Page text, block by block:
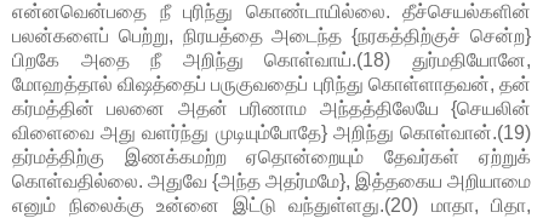
என்னவென்பதை நீ புரிந்து கொண்டாயில்லை. தீச்செயல்களின்
பலன்களைப் பெற்று, நிரயத்தை அடைந்த {நரகத்திற்குச் சென்ற}
பிறகே அதை நீ அறிந்து கொள்வாய்.(18) துர்மதியோனே,
மோஹத்தால் விஷத்தைப் பருகுவதைப் புரிந்து கொள்ளாதவன், தன்
கர்மத்தின் பலனை அதன் பரிணாம அந்தத்திலேயே {செயலின்
விளைவை அது வளர்ந்து முடியும்போதே} அறிந்து கொள்வான்.(19)
தர்மத்திற்கு இணக்கமற்ற ஏதொன்றையும் தேவர்கள் ஏற்றுக்
கொள்வதில்லை. அதுவே {அந்த அதர்மமே}, இத்தகைய அறியாமை
எனும் நிலைக்கு உன்னை இட்டு வந்துள்ளது.(20) மாதா, பிதா,